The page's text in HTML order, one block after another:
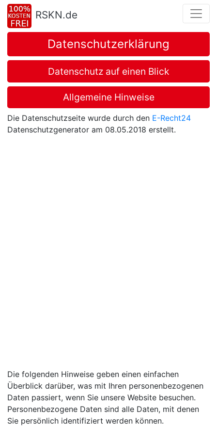
RSKN.de
Datenschutzerklärung
Datenschutz auf einen Blick
Allgemeine Hinweise
Die Datenschutzseite wurde durch den E-Recht24
Datenschutzgenerator am 08.05.2018 erstellt.
Die folgenden Hinweise geben einen einfachen
Überblick darüber, was mit Ihren personenbezogenen
Daten passiert, wenn Sie unsere Website besuchen.
Personenbezogene Daten sind alle Daten, mit denen
Sie persönlich identifiziert werden können.